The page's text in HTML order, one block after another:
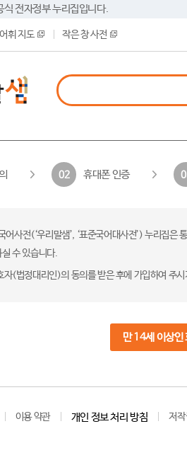
식 전자정부 누리집입니다.
어휘 지도 작은 창 사전
02 휴대폰 인증
어사전(‘우리말샘’, ‘표준국어대사전’) 누리집
수 있습니다.
자(법정대리인)의 동의를 받은 후에 가입하여 주
만 14세 이상인
이용 약관 개인 정보 처리 방침 저